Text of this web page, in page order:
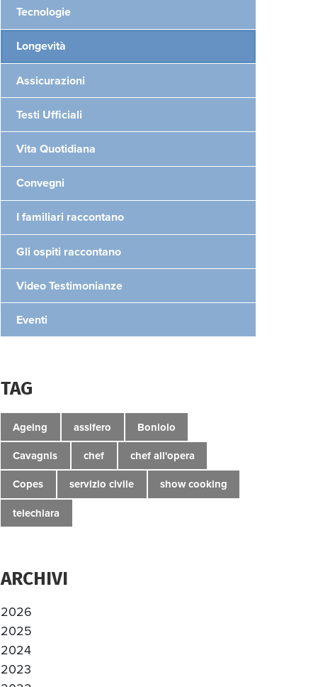
Tecnologie
Longevità
Assicurazioni
Testi Ufficiali
Vita Quotidiana
Convegni
I familiari raccontano
Gli ospiti raccontano
Video Testimonianze
Eventi
TAG
Ageing assifero Boniolo
Cavagnis chef chef all'opera
Copes servizio civile show cooking
telechiara
ARCHIVI
2026
2025
2024
2023